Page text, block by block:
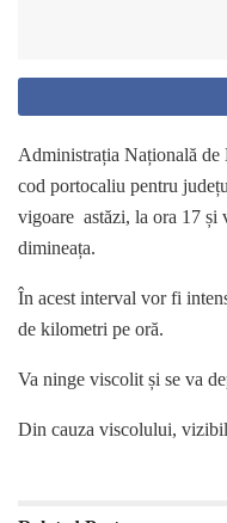
Administrația Națională de
cod portocaliu pentru
vigoare astăzi, la ora 17
dimineața.
În acest interval vor fi
de kilometri pe oră.
Va ninge viscolit și se va
Din cauza viscolului,